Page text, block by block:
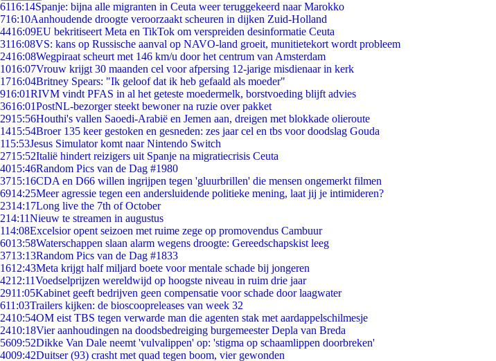
6116:14Spanje: bijna alle migranten in Ceuta weer teruggekeerd naar Marokko
716:10Aanhoudende droogte veroorzaakt scheuren in dijken Zuid-Holland
4416:09EU bekritiseert Meta en TikTok om verspreiden desinformatie Ceuta
3116:08VS: kans op Russische aanval op NAVO-land groeit, munitietekort wordt probleem
2416:08Wegpiraat scheurt met 146 km/u door het centrum van Amsterdam
1016:07Vrouw krijgt 30 maanden cel voor afpersing 12-jarige misdienaar in kerk
1716:04Britney Spears: "Ik geloof dat ik heb gefaald als moeder"
916:01RIVM vindt PFAS in al het geteste moedermelk, borstvoeding blijft advies
3616:01PostNL-bezorger steekt bewoner na ruzie over pakket
2915:56Houthi's vallen Saoedi-Arabië en Jemen aan, dreigen met blokkade olieroute
1415:54Broer 135 keer gestoken en gesneden: zes jaar cel en tbs voor doodslag Gouda
115:53Jesus Simulator komt naar Nintendo Switch
2715:52Italië hindert reizigers uit Spanje na migratiecrisis Ceuta
4015:46Random Pics van de Dag #1980
3715:16CDA en D66 willen ingrijpen tegen 'gluurbrillen' die mensen ongemerkt filmen
6914:25Meer agressie tegen een andersluidende politieke mening, laat jij je intimideren?
2314:17Long live the 7th of October
214:11Nieuw te streamen in augustus
114:08Excelsior opent seizoen met ruime zege op promovendus Cambuur
6013:58Waterschappen slaan alarm wegens droogte: Gereedschapskist leeg
3713:13Random Pics van de Dag #1833
1612:43Meta krijgt half miljard boete voor mentale schade bij jongeren
4212:11Voedselprijzen wereldwijd op hoogste niveau in ruim drie jaar
2911:05Kabinet geeft bedrijven geen compensatie voor schade door laagwater
611:03Trailers kijken: de bioscoopreleases van week 32
2410:54OM eist TBS tegen verwarde man die agenten stak met aardappelschilmesje
2410:18Vier aanhoudingen na doodsbedreiging burgemeester Depla van Breda
5609:52Dikke Van Dale neemt 'vulvalippen' op: 'stigma op schaamlippen doorbreken'
4009:42Duitser (93) crasht met quad tegen boom, vier gewonden